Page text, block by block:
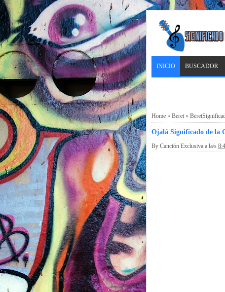
INICIO BUSCADOR
Home » Beret »
Ojalá Significado de la
By Canción Exclusiva a la/s